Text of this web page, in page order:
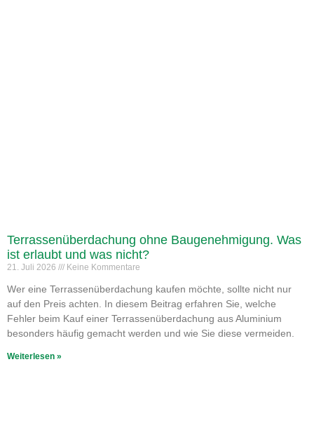
Terrassenüberdachung ohne Baugenehmigung. Was
ist erlaubt und was nicht?
21. Juli 2026 Keine Kommentare
Wer eine Terrassenüberdachung kaufen möchte, sollte nicht nur
auf den Preis achten. In diesem Beitrag erfahren Sie, welche
Fehler beim Kauf einer Terrassenüberdachung aus Aluminium
besonders häufig gemacht werden und wie Sie diese vermeiden.
Weiterlesen »